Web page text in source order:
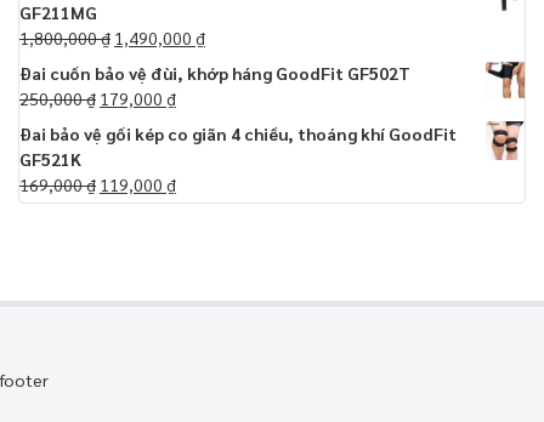
GF211MG
1,800,000₫ 1,490,000 ₫
Đai cuốn bảo vệ đùi, khớp háng GoodFit GF502T
250,000₫ 179,000 ₫
Đai bảo vệ gối kép co giãn 4 chiều, thoáng khí GoodFit
GF521K
169,000₫ 119,000 ₫
footer